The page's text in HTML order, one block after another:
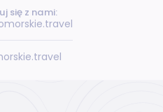
się z nami: